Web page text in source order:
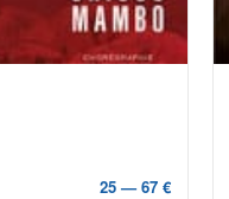
25 — 67 €